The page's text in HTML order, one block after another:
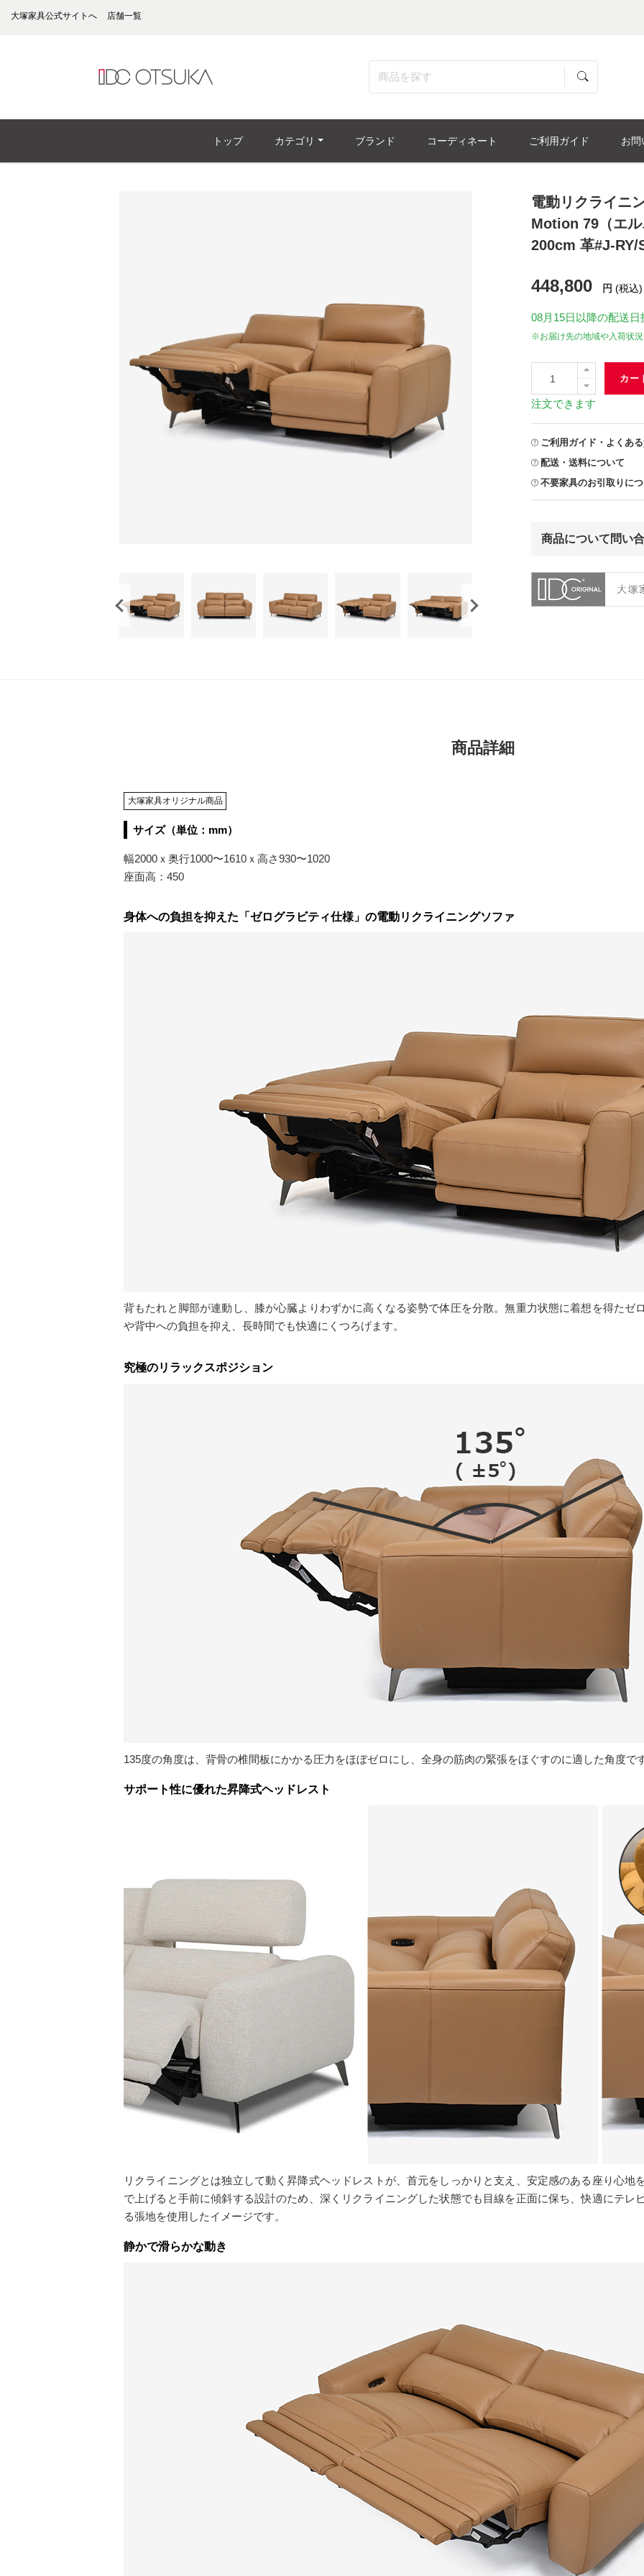
大塚家具公式サイトへ 店舗一覧
トップ カテゴリ ブランド コーディネート ご利用ガイド お問
電動リクライニ
Motion 79（エ
200cm 革#J-RY/
448,800 円 (税込)
08月15日 以降の配送
※お届け先の地域や入荷状
カー
注文できます
ご利用ガイド・よくあ
配送・送料について
不要家具のお引取りに
商品について問い
商品詳細
大塚家具オリジナル商品
サイズ（単位：mm）
幅2000ｘ奥行1000〜1610ｘ高さ930〜1020
座面高：450
身体への負担を抑えた「ゼログラビティ仕様」の電動リクライニングソファ
背もたれと脚部が連動し、膝が心臓よりわずかに高くなる姿勢で体圧を分散。無重力状態に着想を得たゼ
や背中への負担を抑え、長時間でも快適にくつろげます。
究極のリラックスポジション
135度の角度は、背骨の椎間板にかかる圧力をほぼゼロにし、全身の筋肉の緊張をほぐすのに適した角度で
サポート性に優れた昇降式ヘッドレスト
リクライニングとは独立して動く昇降式ヘッドレストが、首元をしっかりと支え、安定感のある座り心地
で上げると手前に傾斜する設計のため、深くリクライニングした状態でも目線を正面に保ち、快適にテ
る張地を使用したイメージです。
静かで滑らかな動き